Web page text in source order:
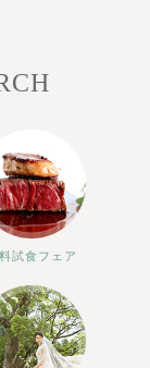
試食フェア